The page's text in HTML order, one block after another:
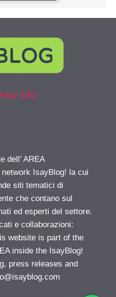
(UE)
dell’ AREA
IsayBlog! la cui
siti tematici di
che contano sul
ed esperti del settore.
e collaborazioni:
website is part of the
inside the IsayBlog!
press releases and